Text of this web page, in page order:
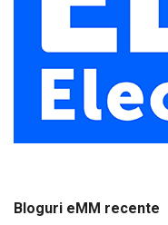
Bloguri eMM recente